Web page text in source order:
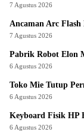
7 Agustus 2026
Ancaman Arc
7 Agustus 2026
Pabrik Robot Elon
6 Agustus 2026
Toko Mie Tutup
6 Agustus 2026
Keyboard Fisik HP
6 Agustus 2026